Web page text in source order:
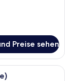
Preise sehen
mit